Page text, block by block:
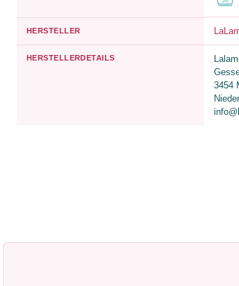
HERSTELLER
HERSTELLERDETAILS
3454